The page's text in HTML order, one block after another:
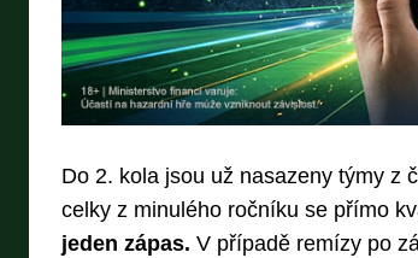
Do 2. kola jsou už nasazeny týmy z
celky z minulého ročníku se přímo
jeden zápas. V případě remízy po